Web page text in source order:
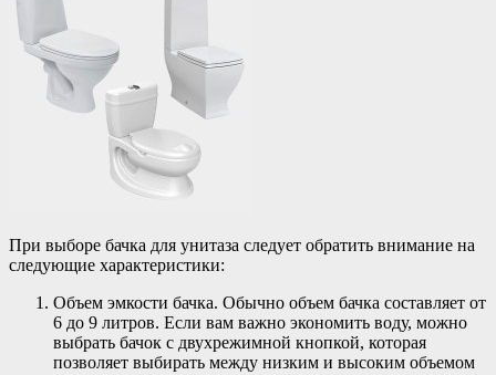
При выборе бачка для унитаза следует обратить внимание на
следующие характеристики:
Объем эмкости бачка. Обычно объем бачка составляет от
6 до 9 литров. Если вам важно экономить воду, можно
выбрать бачок с двухрежимной кнопкой, которая
позволяет выбирать между низким и высоким объемом